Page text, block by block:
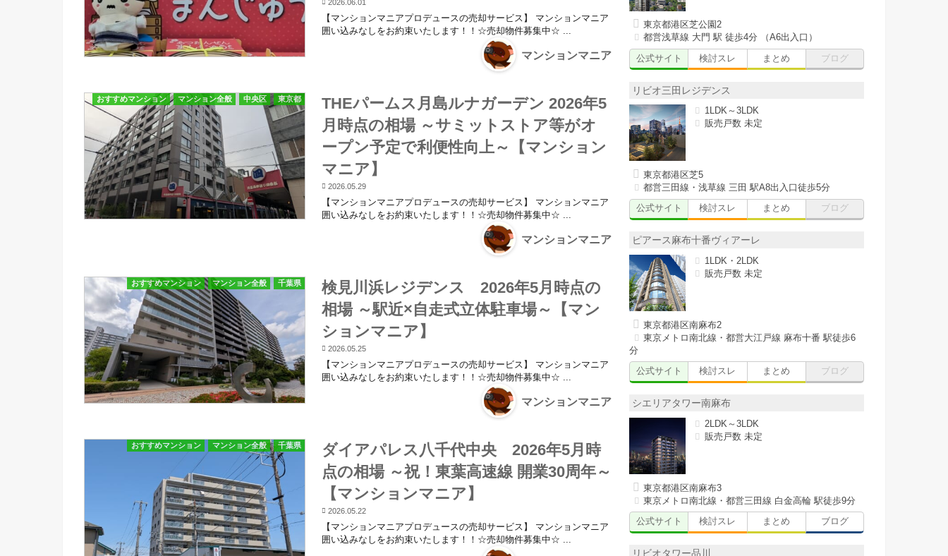
2026.06.01
【マンションマニアプロデュースの売却サービス】 マンションマニア
囲い込みなしをお約束いたします！！☆売却物件募集中☆ ...
マンションマニア
おすすめマンション マンション全般 中央区 東京都
THEパームス月島ルナガーデン 2026年5
月時点の相場 ～サミットストア等がオ
ープン予定で利便性向上～【マンション
マニア】
2026.05.29
【マンションマニアプロデュースの売却サービス】 マンションマニア
囲い込みなしをお約束いたします！！☆売却物件募集中☆ ...
マンションマニア
おすすめマンション マンション全般 千葉県
検見川浜レジデンス 2026年5月時点の
相場 ～駅近×自走式立体駐車場～【マン
ションマニア】
2026.05.25
【マンションマニアプロデュースの売却サービス】 マンションマニア
囲い込みなしをお約束いたします！！☆売却物件募集中☆ ...
マンションマニア
おすすめマンション マンション全般 千葉県
ダイアパレス八千代中央 2026年5月時
点の相場 ～祝！東葉高速線 開業30周年～
【マンションマニア】
2026.05.22
【マンションマニアプロデュースの売却サービス】 マンションマニア
囲い込みなしをお約束いたします！！☆売却物件募集中☆ ...
東京都港区芝公園2
都営浅草線 大門 駅 徒歩4分 （A6出入口）
公式サイト
検討スレ まとめ ブログ
リビオ三田レジデンス
1LDK～3LDK
販売戸数 未定
東京都港区芝5
都営三田線・浅草線 三田 駅A8出入口徒歩5分
公式サイト
検討スレ まとめ ブログ
ピアース麻布十番ヴィアーレ
1LDK・2LDK
販売戸数 未定
東京都港区南麻布2
東京メトロ南北線・都営大江戸線 麻布十番 駅徒歩6
分
公式サイト
検討スレ まとめ ブログ
シエリアタワー南麻布
2LDK～3LDK
販売戸数 未定
東京都港区南麻布3
東京メトロ南北線・都営三田線 白金高輪 駅徒歩9分
公式サイト
検討スレ まとめ ブログ
リビオタワー品川